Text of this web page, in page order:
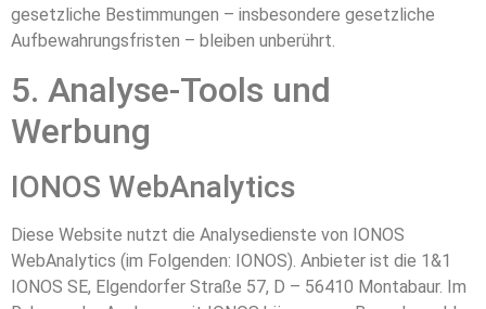
gesetzliche Bestimmungen – insbesondere gesetzliche
Aufbewahrungsfristen – bleiben unberührt.
5. Analyse-Tools und
Werbung
IONOS WebAnalytics
Diese Website nutzt die Analysedienste von IONOS
WebAnalytics (im Folgenden: IONOS). Anbieter ist die 1&1
IONOS SE, Elgendorfer Straße 57, D – 56410 Montabaur. Im